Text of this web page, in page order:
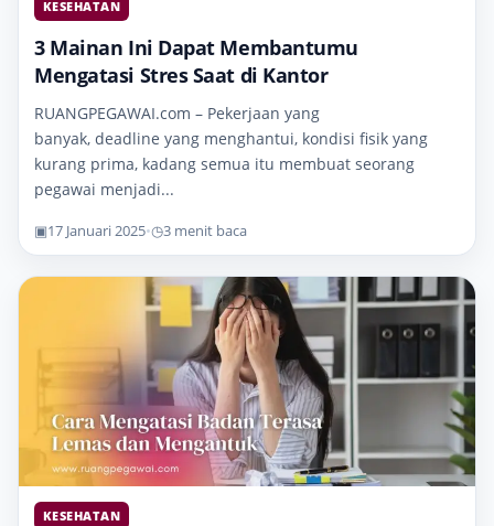
KESEHATAN
3 Mainan Ini Dapat Membantumu
Mengatasi Stres Saat di Kantor
RUANGPEGAWAI.com – Pekerjaan yang
banyak, deadline yang menghantui, kondisi fisik yang
kurang prima, kadang semua itu membuat seorang
pegawai menjadi...
▣17 Januari 2025•◷3 menit baca
KESEHATAN